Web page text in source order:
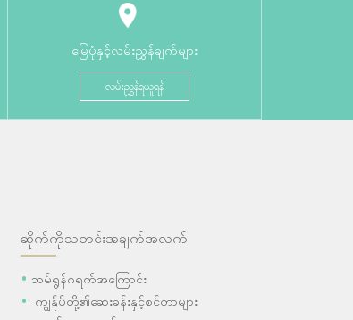
မြေပုံနှင့်လမ်းညွှန်ချက်များ
လမ်းညွှန်ရယူရန်
ဆိုက်ကိုသတင်းအချက်အလက်
ဘမ်ရွန်ဂရက်အကြောင်း
ကျွန်ုပ်တို့၏ဆေးခန်းနှင့်စင်တာများ